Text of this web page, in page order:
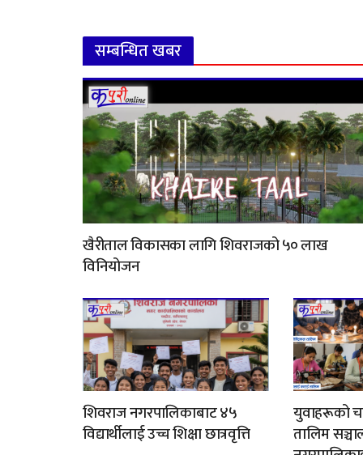
सम्बन्धित खबर
खैरीताल विकासका लागि शिवराजको ५० लाख
विनियोजन
शिवराज नगरपालिकाबाट ४५
विद्यार्थीलाई उच्च शिक्षा छात्रवृत्ति
युवाहरूको
तालिम